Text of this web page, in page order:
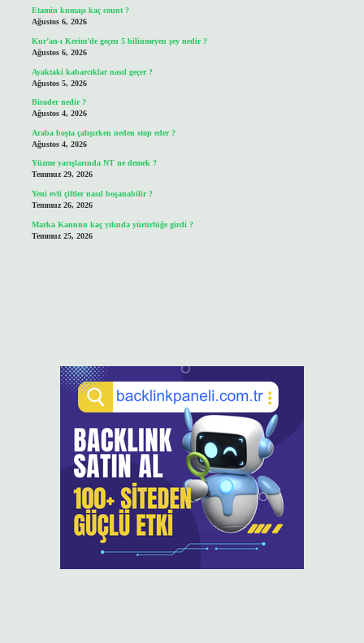
Etamin kumaşı kaç count ?
Ağustos 6, 2026
Kur’an-ı Kerim’de geçen 5 bilinmeyen şey nedir ?
Ağustos 6, 2026
Ayaktaki kabarcıklar nasıl geçer ?
Ağustos 5, 2026
Birader nedir ?
Ağustos 4, 2026
Araba boşta çalışırken neden stop eder ?
Ağustos 4, 2026
Yüzme yarışlarında NT ne demek ?
Temmuz 29, 2026
Yeni evli çiftler nasıl boşanabilir ?
Temmuz 26, 2026
Marka Kanunu kaç yılında yürürlüğe girdi ?
Temmuz 25, 2026